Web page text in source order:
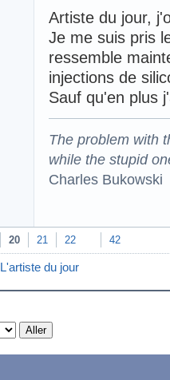
Artiste du jour,
Je me suis pris
ressemble
injections de
Sauf qu'en plus
The problem with
while the stupid
Charles Bukowski
20 21 22 42
L'artiste du jour